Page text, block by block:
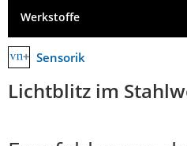
Werkstoffe
Sensorik
Lichtblitz im